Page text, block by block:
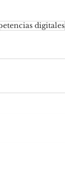
digitales